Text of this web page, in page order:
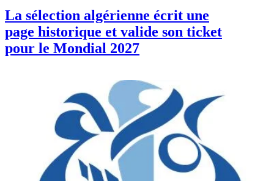
La sélection algérienne écrit une
page historique et valide son ticket
pour le Mondial 2027